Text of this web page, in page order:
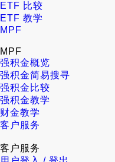
ETF 比较
ETF 教学
MPF
MPF
强积金概览
强积金简易搜寻
强积金比较
强积金教学
财金教学
客户服务
客户服务